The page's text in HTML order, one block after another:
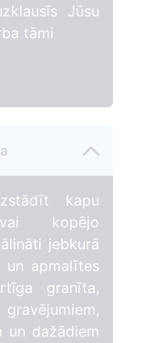
Jūsu
tāmi
kapu
kopējo
jebkurā
un apmalītes
granīta,
un dažādiem